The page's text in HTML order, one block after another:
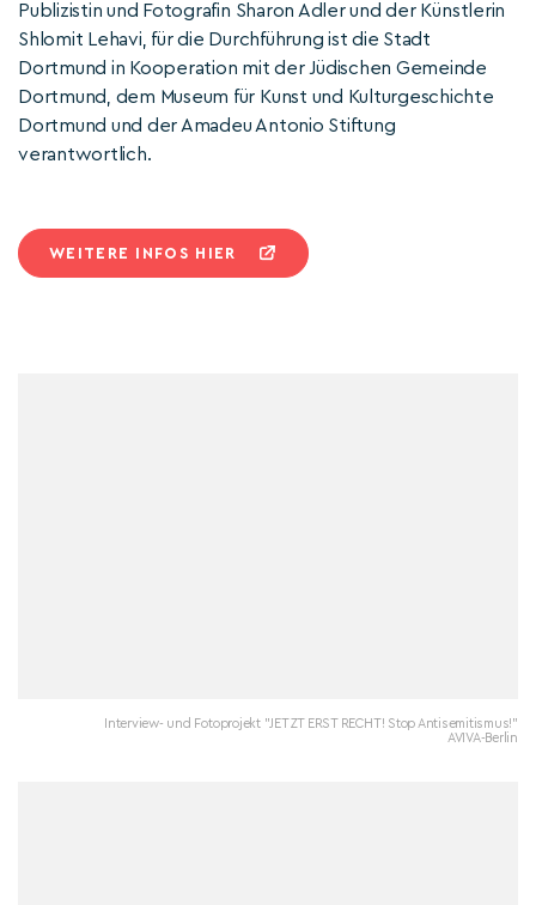
Publizistin und Fotografin Sharon Adler und der Künstlerin
Shlomit Lehavi, für die Durchführung ist die Stadt
Dortmund in Kooperation mit der Jüdischen Gemeinde
Dortmund, dem Museum für Kunst und Kulturgeschichte
Dortmund und der Amadeu Antonio Stiftung
verantwortlich.
WEITERE INFOS HIER
Interview- und Fotoprojekt "JETZT ERST RECHT! Stop Antisemitismus!"
AVIVA-Berlin